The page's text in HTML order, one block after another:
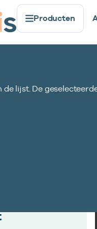
Producten
de lijst. De